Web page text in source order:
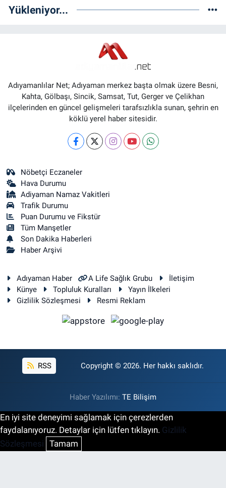
Yükleniyor...
Adıyamanlılar Net; Adıyaman merkez başta olmak üzere Besni,
Kahta, Gölbaşı, Sincik, Samsat, Tut, Gerger ve Çelikhan
ilçelerinden en güncel gelişmeleri tarafsızlıkla sunan, şehrin en
köklü yerel haber sitesidir.
Nöbetçi Eczaneler
Hava Durumu
Adiyaman Namaz Vakitleri
Trafik Durumu
Puan Durumu ve Fikstür
Tüm Manşetler
Son Dakika Haberleri
Haber Arşivi
Adıyaman Haber A Life Sağlık Grubu
İletişim
Künye
Topluluk Kuralları
Yayın İlkeleri
Gizlilik Sözleşmesi
Resmi Reklam
RSS Copyright © 2026. Her hakkı saklıdır.
Haber Yazılımı: TE Bilişim
En iyi site deneyimi sağlamak için çerezlerden
faydalanıyoruz. Detaylar için lütfen tıklayın. Gizlilik
Sözleşmesi Tamam